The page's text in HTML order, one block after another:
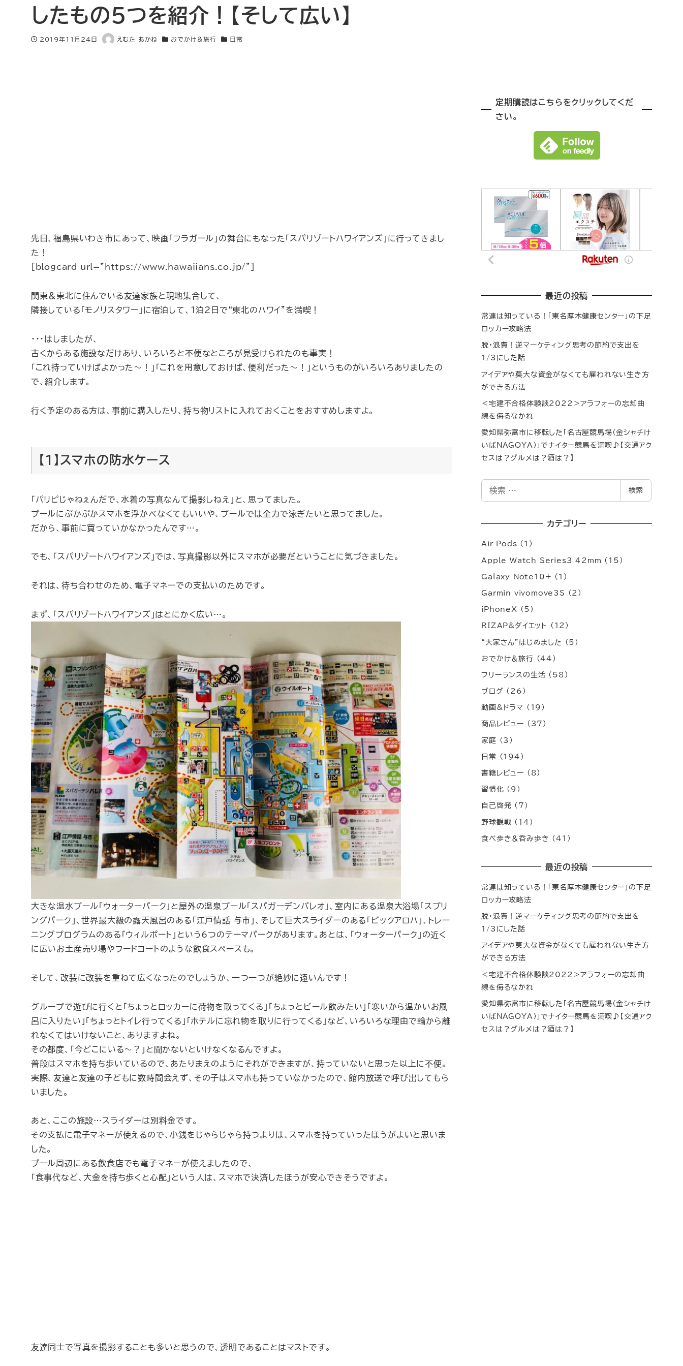
したもの5つを紹介！【そして広い】
投稿日
2019年11月24日
著
えむた あかね
カテゴリー
おでかけ＆旅行
カテゴリー
日常
先日、福島県いわき市にあって、映画「フラガール」の舞台にもなった「スパリゾートハワイアンズ」に行ってきまし
た！
[blogcard url=”https://www.hawaiians.co.jp/”]
関東＆東北に住んでいる友達家族と現地集合して、
隣接している「モノリスタワー」に宿泊して、1泊2日で“東北のハワイ”を満喫！
・・・はしましたが、
古くからある施設なだけあり、いろいろと不便なところが見受けられたのも事実！
「これ持っていけばよかった～！」「これを用意しておけば、便利だった～！」というものがいろいろありましたの
で、紹介します。
行く予定のある方は、事前に購入したり、持ち物リストに入れておくことをおすすめしますよ。
【1】スマホの防水ケース
「パリピじゃねぇんだで、水着の写真なんて撮影しねえ」と、思ってました。
プールにぷかぷかスマホを浮かべなくてもいいや、プールでは全力で泳ぎたいと思ってました。
だから、事前に買っていかなかったんです…。
でも、「スパリゾートハワイアンズ」では、写真撮影以外にスマホが必要だということに気づきました。
それは、 待ち合わせのため、電子マネーでの支払いのためです。
まず、「スパリゾートハワイアンズ」はとにかく広い…。
大きな温水プール「ウォーターパーク」と屋外の温泉プール「スパガーデンパレオ」、室内にある温泉大浴場「スプリ
ングパーク」、世界最大級の露天風呂のある「江戸情話 与市」、そして巨大スライダーのある「ビックアロハ」、トレー
ニングプログラムのある「ウィルポート」という6つのテーマパークがあります。あとは、「ウォーターパーク」の近く
に広いお土産売り場やフードコートのような飲食スペースも。
そして、改装に改装を重ねて広くなったのでしょうか、一つ一つが絶妙に遠いんです！
グループで遊びに行くと「ちょっとロッカーに荷物を取ってくる」「ちょっとビール飲みたい」「寒いから温かいお風
呂に入りたい」「ちょっとトイレ行ってくる」「ホテルに忘れ物を取りに行ってくる」など、いろいろな理由で輪から離
れなくてはいけないこと、ありますよね。
その都度、「今どこにいる～？」と聞かないといけなくなるんですよ。
普段はスマホを持ち歩いているので、あたりまえのようにそれができますが、持っていないと思った以上に不便。
実際、友達と友達の子どもに数時間会えず、その子はスマホも持っていなかったので、館内放送で呼び出してもら
いました。
あと、ここの施設…スライダーは別料金です。
その支払に電子マネーが使えるので、小銭をじゃらじゃら持つよりは、スマホを持っていったほうがよいと思いま
した。
プール周辺にある飲食店でも電子マネーが使えましたので、
「食事代など、大金を持ち歩くと心配」という人は、スマホで決済したほうが安心できそうですよ。
友達同士で写真を撮影することも多いと思うので、透明であることはマストです。
定期購読はこちらをクリックしてくだ
さい。
最近の投稿
常連は知っている！「東名厚木健康センター」の下足
ロッカー攻略法
脱・浪費！逆マーケティング思考の節約で支出を
1/3にした話
アイデアや莫大な資金がなくても雇われない生き方
ができる方法
＜宅建不合格体験談2022＞アラフォーの忘却曲
線を侮るなかれ
愛知県弥富市に移転した「名古屋競馬場（金シャチけ
いばNAGOYA）」でナイター競馬を満喫♪【交通アク
セスは？グルメは？酒は？】
検索
カテゴリー
Air Pods (1)
Apple Watch Series3 42mm (15)
Galaxy Note10+ (1)
Garmin vivomove3S (2)
iPhoneX (5)
RIZAP&ダイエット (12)
“大家さん”はじめました (5)
おでかけ＆旅行 (44)
フリーランスの生活 (58)
ブログ (26)
動画&ドラマ (19)
商品レビュー (37)
家庭 (3)
日常 (194)
書籍レビュー (8)
習慣化 (9)
自己啓発 (7)
野球観戦 (14)
食べ歩き＆呑み歩き (41)
最近の投稿
常連は知っている！「東名厚木健康センター」の下足
ロッカー攻略法
脱・浪費！逆マーケティング思考の節約で支出を
1/3にした話
アイデアや莫大な資金がなくても雇われない生き方
ができる方法
＜宅建不合格体験談2022＞アラフォーの忘却曲
線を侮るなかれ
愛知県弥富市に移転した「名古屋競馬場（金シャチけ
いばNAGOYA）」でナイター競馬を満喫♪【交通アク
セスは？グルメは？酒は？】